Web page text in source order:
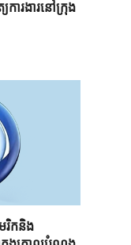
ារងារនៅក្រុង
រិកនិង